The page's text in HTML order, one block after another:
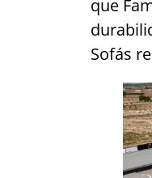
que
Sofás